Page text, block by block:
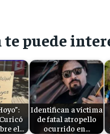
puede
el…
Identifican a víctima
de fatal atropello
ocurrido en…